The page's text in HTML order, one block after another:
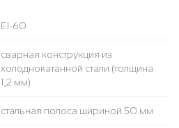
EI-60
сварная конструкция из
холоднокатанной стали (толщина
1,2 мм)
стальная полоса шириной 50 мм